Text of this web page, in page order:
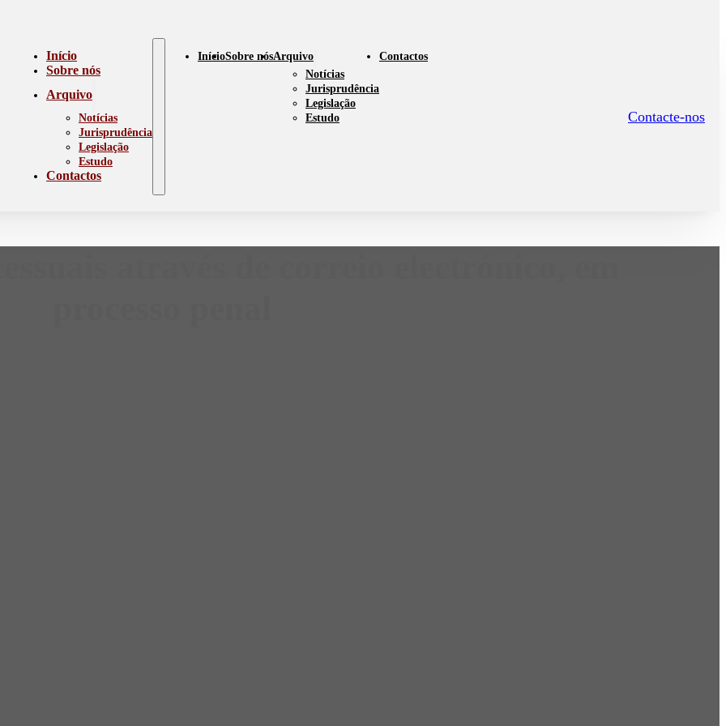
Início
Sobre nós
Arquivo
Notícias
Jurisprudência
Legislação
Estudo
Contactos
InícioSobre nósArquivo
Notícias
Jurisprudência
Legislação
Estudo
Contactos
Contacte-nos